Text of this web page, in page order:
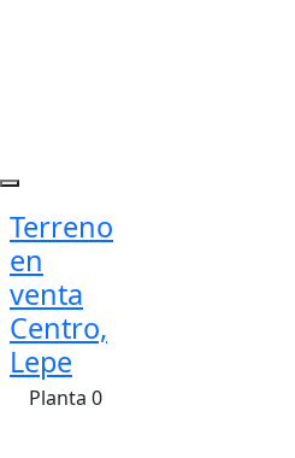
Terreno
en
venta
Centro,
Lepe
Planta 0